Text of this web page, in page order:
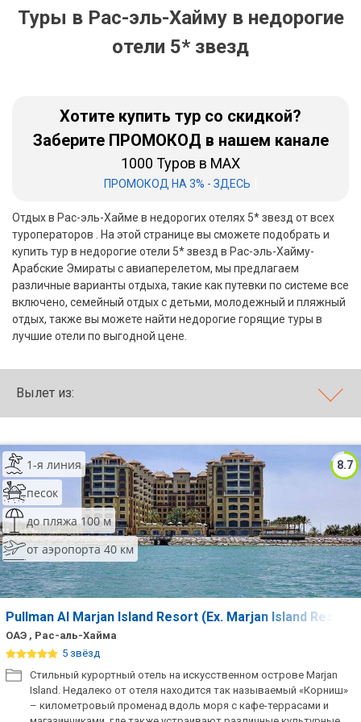
Туры в Рас-эль-Хайму в недорогие
отели 5* звезд
Хотите купить тур со скидкой?
Заберите ПРОМОКОД в нашем канале
1000 Туров в MAX
ПРОМОКОД НА 3% - ЗДЕСЬ
Отдых в Рас-эль-Хайме в недорогих отелях 5* звезд от всех
туроператоров . На этой странице вы сможете подобрать и
купить тур в недорогие отели 5* звезд в Рас-эль-Хайму-
Арабские Эмираты с авиаперелетом, мы предлагаем
различные варианты отдыха, такие как путевки по системе все
включено, семейный отдых с детьми, молодежный и пляжный
отдых, также вы можете найти недорогие горящие туры в
лучшие отели по выгодной цене.
Вылет из:
8.7
1-я линия
песок
до пляжа 100 м
от аэропорта 40 км
Pullman Al Marjan Island Resort (Ex. Marjan Island Resort
ОАЭ , Рас-аль-Хайма
5 звёзд
Стильный курортный отель на искусственном острове Marjan
Island. Недалеко от отеля находится так называемый «Корниш»
– километровый променад вдоль моря с кафе-террасами и
Бали
Абхазия
Большой Сочи
Кав Мин Воды
Экскурсионные туры
5*
Лучшие отели 4* звезды
Недорогие отели 4*
звезды
Лучшие отели 3* звезды
Недорогие отели 3*
звезды
Сетевые отели Турции
Сетевые отели Египта
Сетевые отели ОАЭ